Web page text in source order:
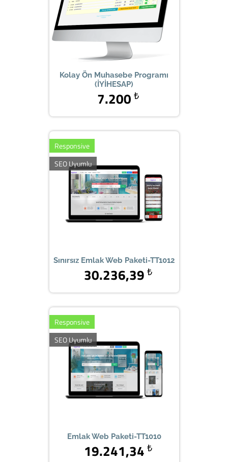
Kolay Ön Muhasebe Programı
(İYİHESAP)
₺
7.200
Responsive
SEO Uyumlu
Sınırsız Emlak Web Paketi-TT1012
₺
30.236,39
Responsive
SEO Uyumlu
Emlak Web Paketi-TT1010
₺
19.241,34